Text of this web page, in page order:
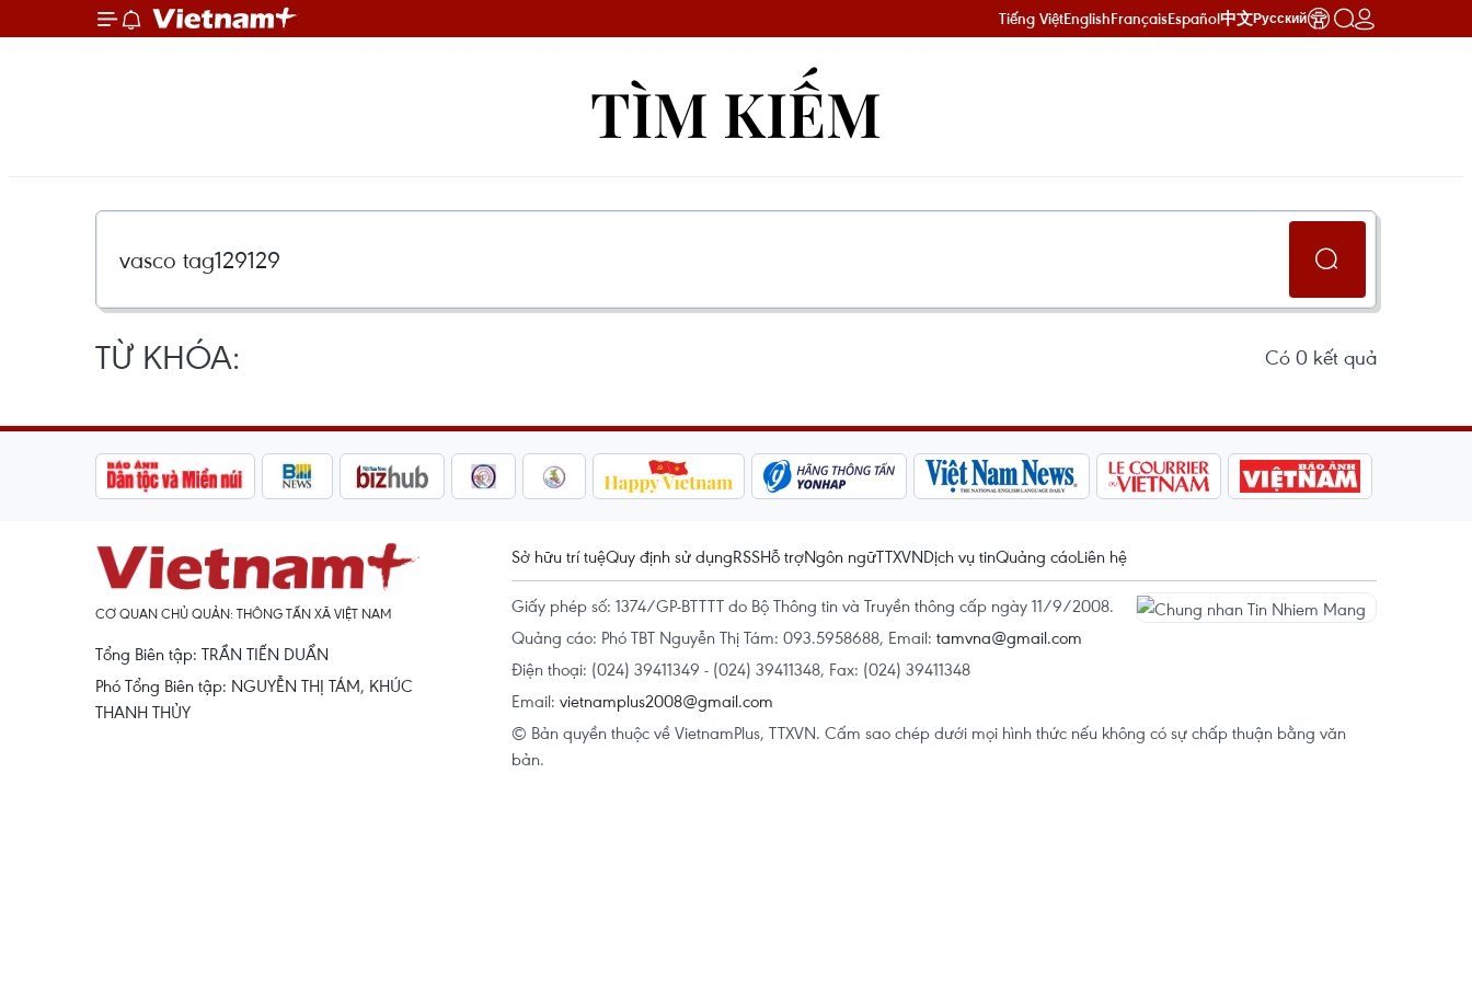
Tiếng ViệtEnglishFrançaisEspañol中文Русский
TÌM KIẾM
TỪ KHÓA: Có 0 kết quả
CƠ QUAN CHỦ QUẢN: THÔNG TẤN XÃ VIỆT NAM
Tổng Biên tập: TRẦN TIẾN DUẨN
Phó Tổng Biên tập: NGUYỄN THỊ TÁM, KHÚC
THANH THỦY
Sở hữu trí tuệQuy định sử dụngRSSHỗ trợNgôn ngữTTXVNDịch vụ tinQuảng cáoLiên hệ
Giấy phép số: 1374/GP-BTTTT do Bộ Thông tin và Truyền thông cấp ngày 11/9/2008.
Quảng cáo: Phó TBT Nguyễn Thị Tám: 093.5958688, Email: tamvna@gmail.com
Điện thoại: (024) 39411349 - (024) 39411348, Fax: (024) 39411348
Email: vietnamplus2008@gmail.com
© Bản quyền thuộc về VietnamPlus, TTXVN. Cấm sao chép dưới mọi hình thức nếu không có sự chấp thuận bằng văn
bản.